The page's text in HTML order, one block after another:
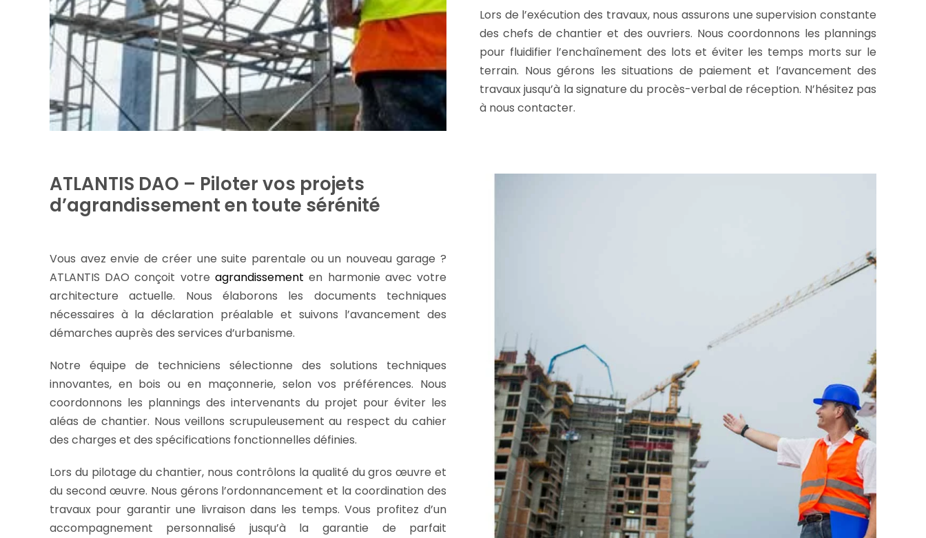
Lors de l’exécution des travaux, nous assurons une supervision constante
des chefs de chantier et des ouvriers. Nous coordonnons les plannings
pour fluidifier l’enchaînement des lots et éviter les temps morts sur le
terrain. Nous gérons les situations de paiement et l’avancement des
travaux jusqu’à la signature du procès-verbal de réception. N’hésitez pas
à nous contacter.
ATLANTIS DAO – Piloter vos projets
d’agrandissement en toute sérénité
Vous avez envie de créer une suite parentale ou un nouveau garage ?
ATLANTIS DAO conçoit votre agrandissementen harmonie avec votre
architecture actuelle. Nous élaborons les documents techniques
nécessaires à la déclaration préalable et suivons l’avancement des
démarches auprès des services d’urbanisme.
Notre équipe de techniciens sélectionne des solutions techniques
innovantes, en bois ou en maçonnerie, selon vos préférences. Nous
coordonnons les plannings des intervenants du projet pour éviter les
aléas de chantier. Nous veillons scrupuleusement au respect du cahier
des charges et des spécifications fonctionnelles définies.
Lors du pilotage du chantier, nous contrôlons la qualité du gros œuvre et
du second œuvre. Nous gérons l’ordonnancement et la coordination des
travaux pour garantir une livraison dans les temps. Vous profitez d’un
accompagnement personnalisé jusqu’à la garantie de parfait